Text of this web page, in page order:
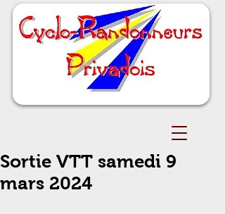
Sortie VTT samedi 9
mars 2024